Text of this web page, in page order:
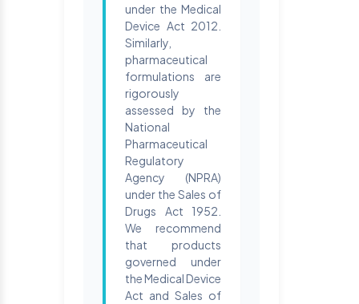
under the Medical
Device Act 2012.
Similarly,
pharmaceutical
formulations are
rigorously
assessed by the
National
Pharmaceutical
Regulatory
Agency (NPRA)
under the Sales of
Drugs Act 1952.
We recommend
that products
governed under
the Medical Device
Act and Sales of